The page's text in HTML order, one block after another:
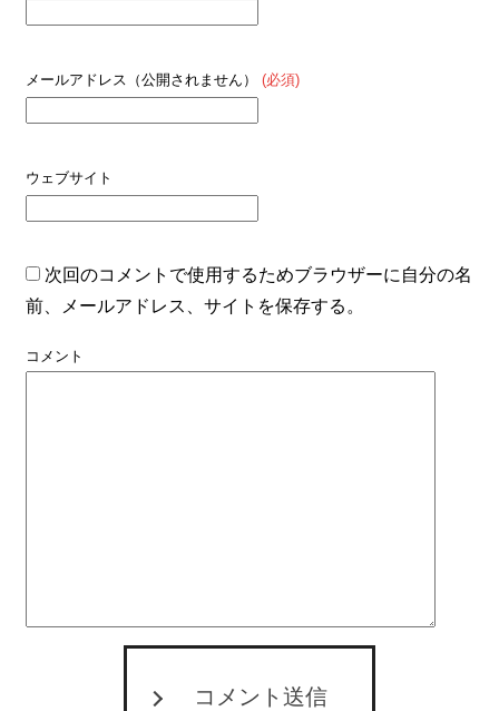
メールアドレス（公開されません） (必須)
ウェブサイト
次回のコメントで使用するためブラウザーに自分の名
前、メールアドレス、サイトを保存する。
コメント
コメント送信